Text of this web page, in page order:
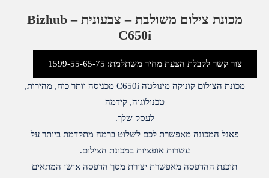
מכונת צילום משולבת – צבעונית – Bizhub
C650i
צור קשר לקבלת הצעת מחיר משתלמת: 1599-55-65-75
מכונת הצילום קוניקה מינולטה C650i מכניסה יותר כוח, מהירות,
טכנולוגיה, קידמה
לעסק שלך.
פאנל המכונה מאפשרת לכם לשלוט ברמה מתקדמת ביותר על
עשרות אופציות במכונת הצילום.
תוכנת ההדפסה מאפשרת יצירת מסך הדפסה אישי המתאים